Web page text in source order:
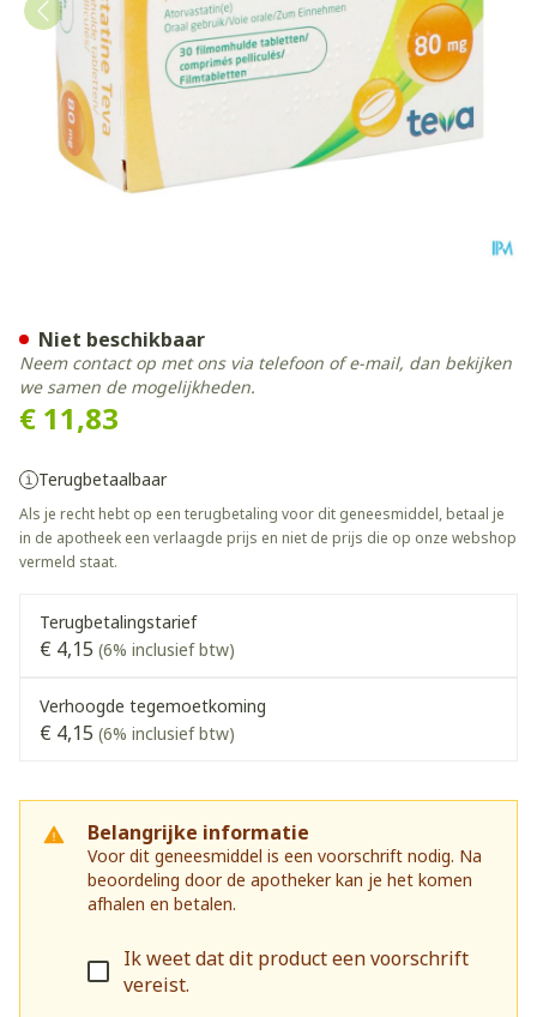
€ 11,83
Terugbetaalbaar
Als je recht hebt op een terugbetaling voor dit geneesmiddel, betaal je
in de apotheek een verlaagde prijs en niet de prijs die op onze webshop
vermeld staat.
Terugbetalingstarief
€ 4,15 (6% inclusief btw)
Verhoogde tegemoetkoming
€ 4,15 (6% inclusief btw)
Belangrijke informatie
Voor dit geneesmiddel is een voorschrift nodig. Na
beoordeling door de apotheker kan je het komen
afhalen en betalen.
Ik weet dat dit product een voorschrift
vereist.
Niet beschikbaar
Neem contact op met ons via telefoon of e-mail, dan bekijken
we samen de mogelijkheden.